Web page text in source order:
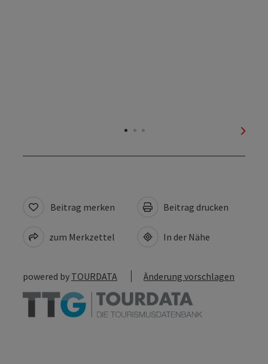
Beitrag merken
zum Merkzettel
Beitrag drucken
In der Nähe
powered by TOURDATA Änderung vorschlagen